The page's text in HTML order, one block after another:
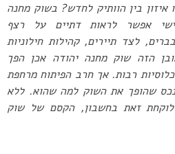
בין הוותיק לחדש? בשוק מחנה
אפשר לראות דתיים על רצף
לצד תיירים, קהילות חילוניות
הזה שוק מחנה יהודה אכן הפך
רבות. אך חרב הפיתוח מרחפת
שהופך את השוק למה שהוא. ללא
זאת בחשבון, הקסם של שוק